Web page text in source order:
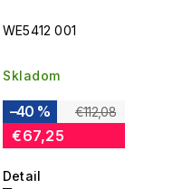
WE5412 001
Skladom
€112,08
–40 %
€67,25
Detail